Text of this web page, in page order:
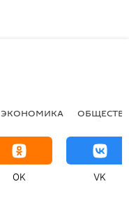
ЭКОНОМИКА
OK VK